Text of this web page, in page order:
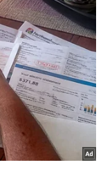
em được đưa
lực, xâm hại